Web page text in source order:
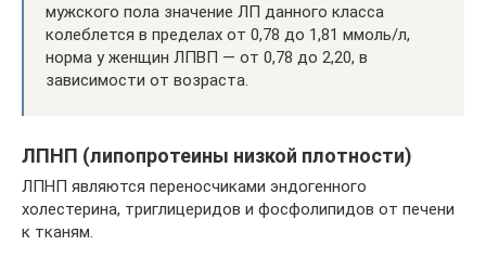
мужского пола значение ЛП данного класса
колеблется в пределах от 0,78 до 1,81 ммоль/л,
норма у женщин ЛПВП — от 0,78 до 2,20, в
зависимости от возраста.
ЛПНП (липопротеины низкой плотности)
ЛПНП являются переносчиками эндогенного
холестерина, триглицеридов и фосфолипидов от печени
к тканям.